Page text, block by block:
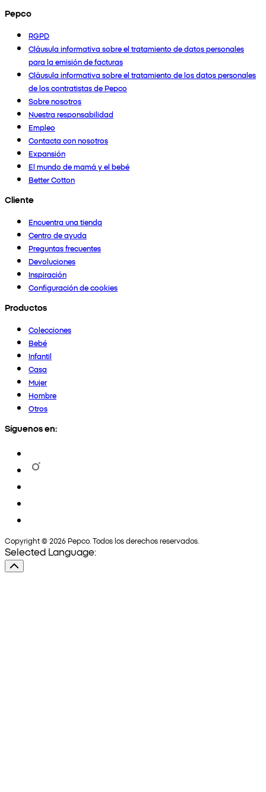
Pepco
RGPD
Cláusula informativa sobre el tratamiento de datos personales
para la emisión de facturas
Cláusula informativa sobre el tratamiento de los datos personales
de los contratistas de Pepco
Sobre nosotros
Nuestra responsabilidad
Empleo
Contacta con nosotros
Expansión
El mundo de mamá y el bebé
Better Cotton
Cliente
Encuentra una tienda
Centro de ayuda
Preguntas frecuentes
Devoluciones
Inspiración
Configuración de cookies
Productos
Colecciones
Bebé
Infantil
Casa
Mujer
Hombre
Otros
Síguenos en:
Copyright © 2026 Pepco. Todos los derechos reservados.
Selected Language: